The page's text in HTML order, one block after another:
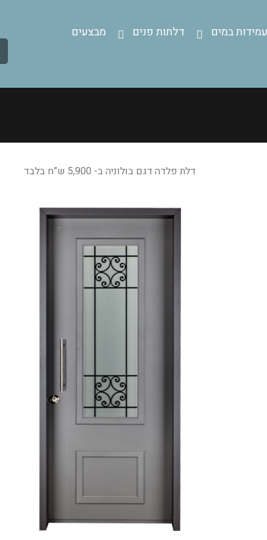
במים דלתות פנים
מבצעים
דלת פלדה דגם בולוניה ב- 5,900 ש”ח בלבד